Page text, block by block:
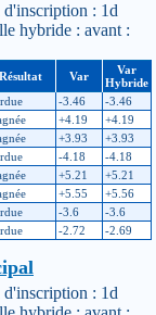
: 1d
hybride : avant :
Résultat Var
Var
Hybride
-3.46
-3.46
+4.19
+4.19
+3.93
+3.93
-4.18
-4.18
+5.21
+5.21
+5.55
+5.56
-3.6
-3.6
-2.72 -2.69
: 1d